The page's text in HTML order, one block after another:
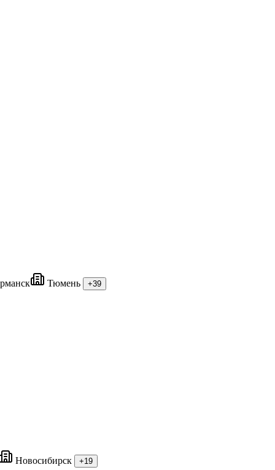
Тюмень +39
Новосибирск +19